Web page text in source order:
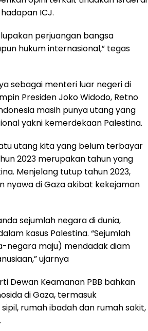
ICJ.
perjuangan bangsa
hukum internasional,” tegas
sebagai menteri luar negeri di
Presiden Joko Widodo, Retno
masih punya utang yang
yakni kemerdekaan Palestina.
utang kita yang belum terbayar
2023 merupakan tahun yang
Menjelang tutup tahun 2023,
nyawa di Gaza akibat kekejaman
sejumlah negara di dunia,
kasus Palestina. “Sejumlah
negara maju) mendadak diam
ujarnya
Dewan Keamanan PBB bahkan
di Gaza, termasuk
rumah ibadah dan rumah sakit,